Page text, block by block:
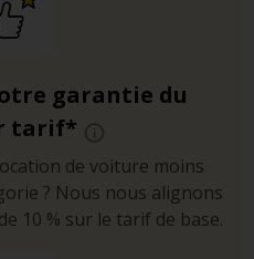
garantie du
tarif*
de voiture moins
? Nous nous alignons
10 % sur le tarif de base.